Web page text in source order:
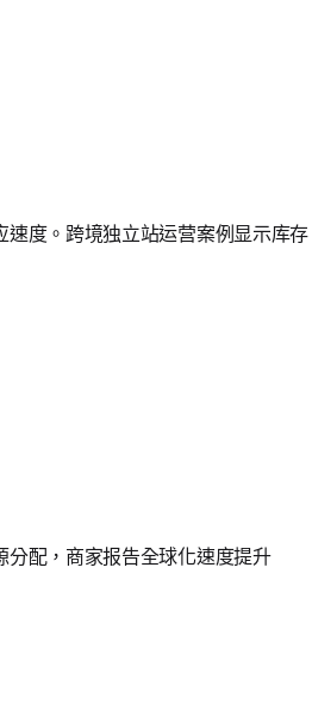
度。跨境独立站运营案例显示库存
配，商家报告全球化速度提升